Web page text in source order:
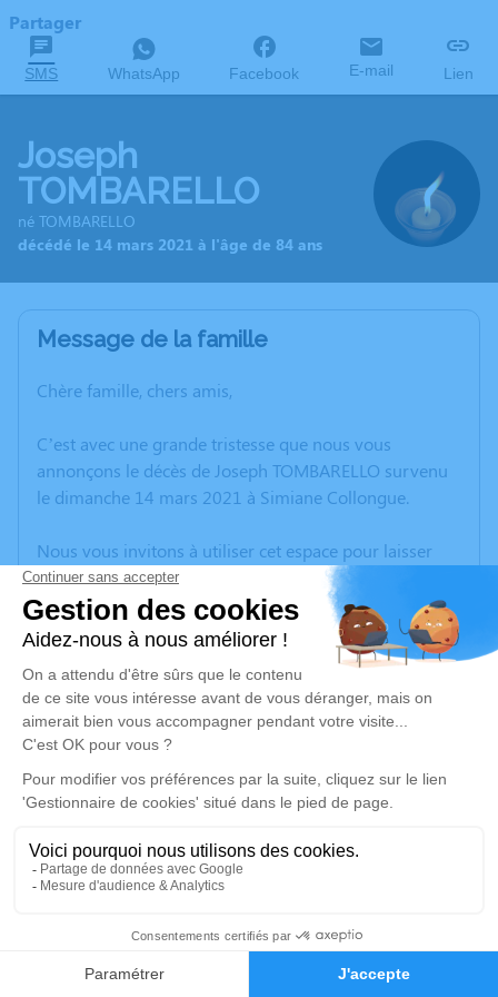
Faire-part Hommages
Partager
SMS WhatsApp Facebook E-mail Lien
Joseph
TOMBARELLO
né TOMBARELLO
décédé le 14 mars 2021 à l'âge de 84 ans
Message de la famille
Chère famille, chers amis,
C’est avec une grande tristesse que nous vous
annonçons le décès de Joseph TOMBARELLO survenu
le dimanche 14 mars 2021 à Simiane Collongue.
Nous vous invitons à utiliser cet espace pour laisser
vos condoléances, partager des photos souvenirs, une
anecdote ou exprimer vos pensées à travers des
poèmes ou des textes. Cet endroit est un lieu
d'expression dédié à honorer la mémoire de Joseph
TOMBARELLO.
Un service de plantation d’arbre hommage est
disponible ici
Cérémonie religieuse
Église Saint-Pierre de Simiane-Collongue
4, Route de Mimet